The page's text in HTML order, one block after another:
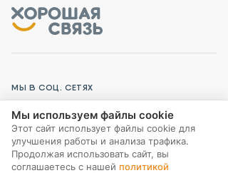
МЫ В СОЦ. СЕТЯХ
ПОДПИСКА НА РАССЫЛКУ
Мы используем файлы cookie
Этот сайт использует файлы cookie для
улучшения работы и анализа трафика.
Продолжая использовать сайт, вы
соглашаетесь с нашей политикой